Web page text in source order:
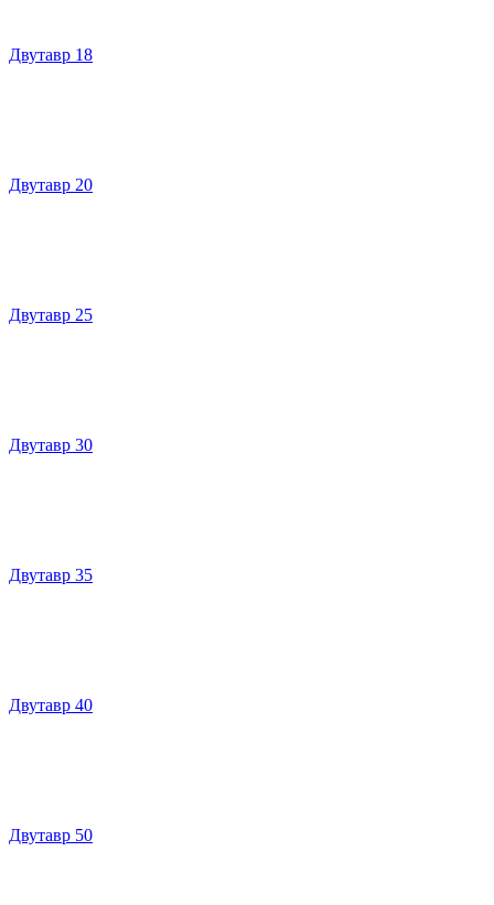
Двутавр 18
Двутавр 20
Двутавр 25
Двутавр 30
Двутавр 35
Двутавр 40
Двутавр 50